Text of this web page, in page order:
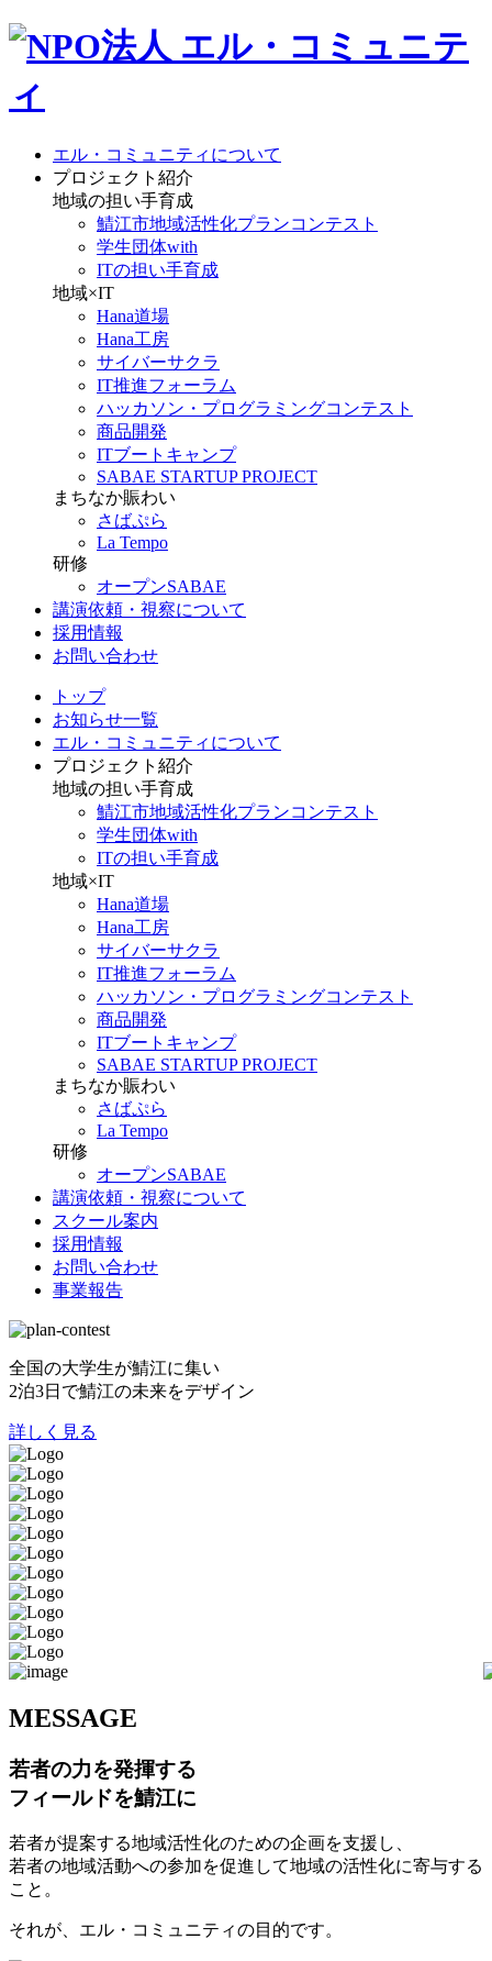
エル・コミュニティについて
プロジェクト紹介
地域の担い手育成
鯖江市地域活性化プランコンテスト
学生団体with
ITの担い手育成
地域×IT
Hana道場
Hana工房
サイバーサクラ
IT推進フォーラム
ハッカソン・プログラミングコンテスト
商品開発
ITブートキャンプ
SABAE STARTUP PROJECT
まちなか賑わい
さばぷら
La Tempo
研修
オープンSABAE
講演依頼・視察について
採用情報
お問い合わせ
トップ
お知らせ一覧
エル・コミュニティについて
プロジェクト紹介
地域の担い手育成
鯖江市地域活性化プランコンテスト
学生団体with
ITの担い手育成
地域×IT
Hana道場
Hana工房
サイバーサクラ
IT推進フォーラム
ハッカソン・プログラミングコンテスト
商品開発
ITブートキャンプ
SABAE STARTUP PROJECT
まちなか賑わい
さばぷら
La Tempo
研修
オープンSABAE
講演依頼・視察について
スクール案内
採用情報
お問い合わせ
事業報告
全国の大学生が鯖江に集い
2泊3日で鯖江の未来をデザイン
詳しく見る
MESSAGE
若者の力を発揮する
フィールドを鯖江に
若者が提案する地域活性化のための企画を支援し、
若者の地域活動への参加を促進して地域の活性化に寄与する
こと。
それが、エル・コミュニティの目的です。